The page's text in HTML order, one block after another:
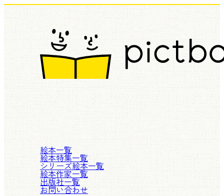
絵本一覧
絵本特集一覧
シリーズ絵本一覧
絵本作家一覧
出版社一覧
お問い合わせ